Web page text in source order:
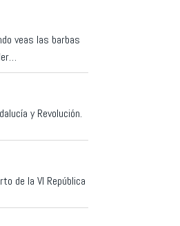
veas las barbas
y Revolución.
de la VI República